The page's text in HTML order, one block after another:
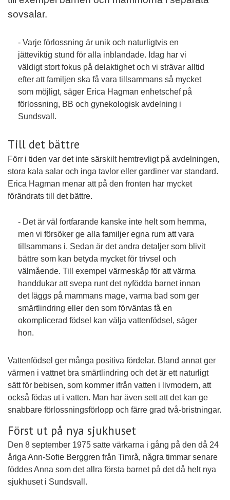
sovsalar.
- Varje förlossning är unik och naturligtvis en
jätteviktig stund för alla inblandade. Idag har vi
väldigt stort fokus på delaktighet och vi strävar alltid
efter att familjen ska få vara tillsammans så mycket
som möjligt, säger Erica Hagman enhetschef på
förlossning, BB och gynekologisk avdelning i
Sundsvall.
Till det bättre
Förr i tiden var det inte särskilt hemtrevligt på avdelningen,
stora kala salar och inga tavlor eller gardiner var standard.
Erica Hagman menar att på den fronten har mycket
förändrats till det bättre.
- Det är väl fortfarande kanske inte helt som hemma,
men vi försöker ge alla familjer egna rum att vara
tillsammans i. Sedan är det andra detaljer som blivit
bättre som kan betyda mycket för trivsel och
välmående. Till exempel värmeskåp för att värma
handdukar att svepa runt det nyfödda barnet innan
det läggs på mammans mage, varma bad som ger
smärtlindring eller den som förväntas få en
okomplicerad födsel kan välja vattenfödsel, säger
hon.
Vattenfödsel ger många positiva fördelar. Bland annat ger
värmen i vattnet bra smärtlindring och det är ett naturligt
sätt för bebisen, som kommer ifrån vatten i livmodern, att
också födas ut i vatten. Man har även sett att det kan ge
snabbare förlossningsförlopp och färre grad två-bristningar.
Först ut på nya sjukhuset
Den 8 september 1975 satte värkarna i gång på den då 24
åriga Ann-Sofie Berggren från Timrå, några timmar senare
föddes Anna som det allra första barnet på det då helt nya
sjukhuset i Sundsvall.